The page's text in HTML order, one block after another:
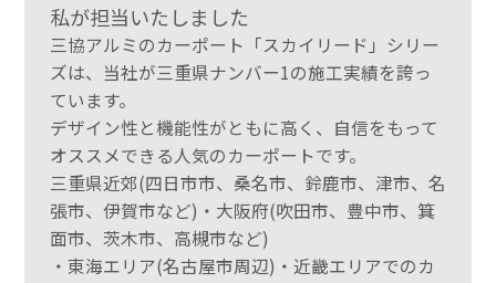
私が担当いたしました
三協アルミのカーポート「スカイリード」シリー
ズは、当社が三重県ナンバー1の施工実績を誇っ
ています。
デザイン性と機能性がともに高く、自信をもって
オススメできる人気のカーポートです。
三重県近郊(四日市市、桑名市、鈴鹿市、津市、名
張市、伊賀市など)・大阪府(吹田市、豊中市、箕
面市、茨木市、高槻市など)
・東海エリア(名古屋市周辺)・近畿エリアでのカ